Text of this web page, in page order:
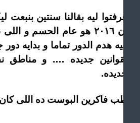
ليه بقالنا سنتين بنبعت
ان ٢٠١٦ هو عام الحسم و اللى
هدم الدور تماما و بدايه دور
جديده …. و مناطق نفوذ
فاكرين البوست ده اللى كان في ٢٠١٤